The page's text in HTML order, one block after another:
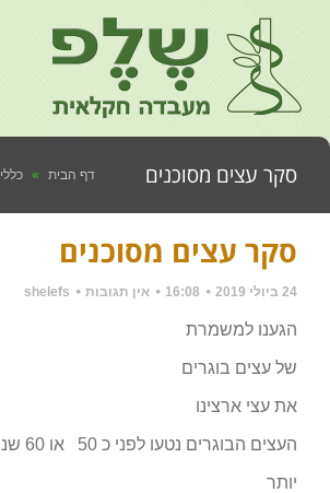
סקר עצים מסוכנים דף הבית » כללי
סקר עצים מסוכנים
24 ביולי 2019 16:08 אין תגובות shelefs
הגענו למשמרת
של עצים בוגרים
את עצי ארצינו
העצים הבוגרים נטעו לפני כ 50 או 60 שנה
יותר